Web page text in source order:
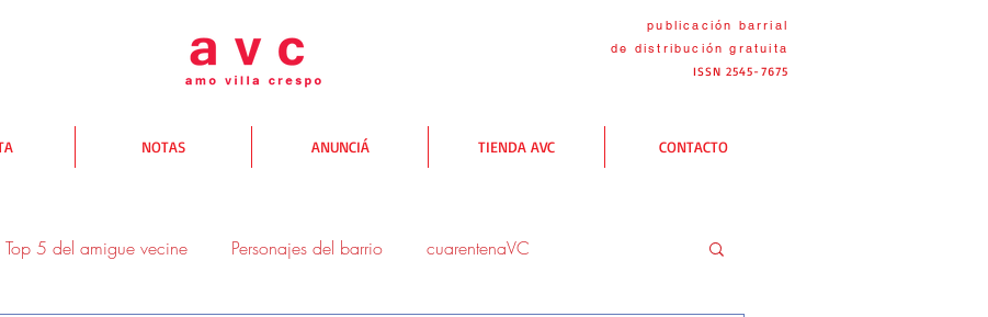
publicación barrial
de distribucióngratuita
ISSN 2545-7675
NOTAS ANUNCIÁ TIENDA AVC CONTACTO
Top 5 del amigue vecine Personajes del barrio cuarentenaVC